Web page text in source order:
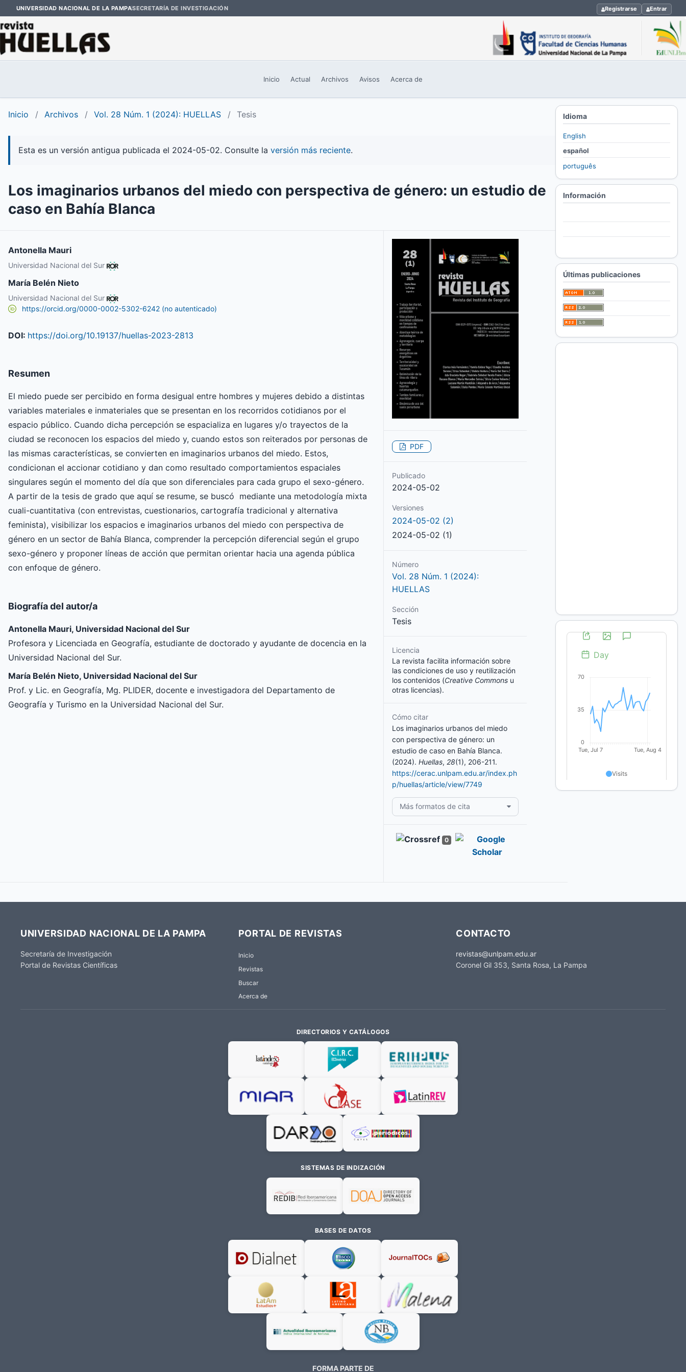
UNIVERSIDAD NACIONAL DE LA PAMPASECRETARÍA DE INVESTIGACIÓN Registrarse Entrar
Inicio Actual Archivos Avisos Acerca de
Inicio / Archivos / Vol. 28 Núm. 1 (2024): HUELLAS / Tesis
Esta es un versión antigua publicada el 2024-05-02. Consulte la versión más reciente.
Los imaginarios urbanos del miedo con perspectiva de género: un estudio de
caso en Bahía Blanca
Antonella Mauri
Universidad Nacional del Sur
María Belén Nieto
Universidad Nacional del Sur
https://orcid.org/0000-0002-5302-6242 (no autenticado)
DOI: https://doi.org/10.19137/huellas-2023-2813
Resumen
El miedo puede ser percibido en forma desigual entre hombres y mujeres debido a distintas
variables materiales e inmateriales que se presentan en los recorridos cotidianos por el
espacio público. Cuando dicha percepción se espacializa en lugares y/o trayectos de la
ciudad se reconocen los espacios del miedo y, cuando estos son reiterados por personas de
las mismas características, se convierten en imaginarios urbanos del miedo. Estos,
condicionan el accionar cotidiano y dan como resultado comportamientos espaciales
singulares según el momento del día que son diferenciales para cada grupo el sexo-género.
A partir de la tesis de grado que aquí se resume, se buscó mediante una metodología mixta
cuali-cuantitativa (con entrevistas, cuestionarios, cartografía tradicional y alternativa
feminista), visibilizar los espacios e imaginarios urbanos del miedo con perspectiva de
género en un sector de Bahía Blanca, comprender la percepción diferencial según el grupo
sexo-género y proponer líneas de acción que permitan orientar hacia una agenda pública
con enfoque de género.
Biografía del autor/a
Antonella Mauri, Universidad Nacional del Sur
Profesora y Licenciada en Geografía, estudiante de doctorado y ayudante de docencia en la
Universidad Nacional del Sur.
María Belén Nieto, Universidad Nacional del Sur
Prof. y Lic. en Geografía, Mg. PLIDER, docente e investigadora del Departamento de
Geografía y Turismo en la Universidad Nacional del Sur.
PDF
Publicado
2024-05-02
Versiones
2024-05-02 (2)
2024-05-02 (1)
Número
Vol. 28 Núm. 1 (2024):
HUELLAS
Sección
Tesis
Licencia
La revista facilita información sobre
las condiciones de uso y reutilización
los contenidos (Creative Commons u
otras licencias).
Cómo citar
Los imaginarios urbanos del miedo
con perspectiva de género: un
estudio de caso en Bahía Blanca.
(2024). Huellas, 28(1), 206-211.
https://cerac.unlpam.edu.ar/index.ph
p/huellas/article/view/7749
Más formatos de cita
0
Idioma
English
español
português
Información
Últimas publicaciones
UNIVERSIDAD NACIONAL DE LA PAMPA
Secretaría de Investigación
Portal de Revistas Científicas
PORTAL DE REVISTAS
Inicio
Revistas
Buscar
Acerca de
CONTACTO
revistas@unlpam.edu.ar
Coronel Gil 353, Santa Rosa, La Pampa
DIRECTORIOS Y CATÁLOGOS
SISTEMAS DE INDIZACIÓN
BASES DE DATOS
FORMA PARTE DE